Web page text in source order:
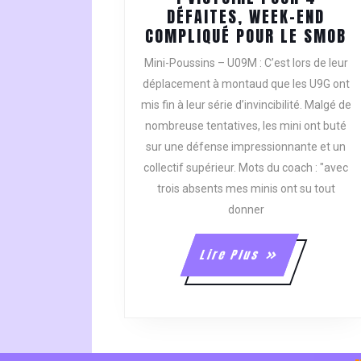
DÉFAITES, WEEK-END
COMPLIQUÉ POUR LE SMOB
4
Mini-Poussins – U09M : C’est lors de leur
déplacement à montaud que les U9G ont
mis fin à leur série d’invincibilité. Malgé de
nombreuse tentatives, les mini ont buté
sur une défense impressionnante et un
collectif supérieur. Mots du coach : "avec
trois absents mes minis ont su tout
donner
Lire Plus
Lire
Plus